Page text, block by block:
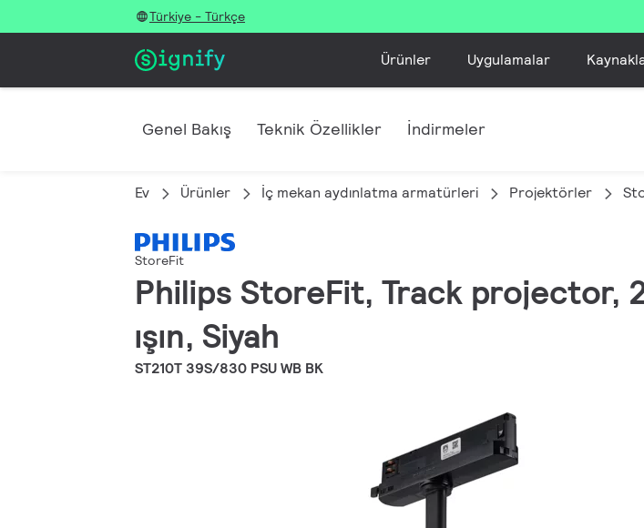
Türkiye - Türkçe
Ürünler Uygulamalar
Genel Bakış Teknik Özellikler İndirmeler
Ev Ürünler İç mekan aydınlatma armatürleri Projektörler
StoreFit
Philips StoreFit, Track projector,
ışın, Siyah
ST210T 39S/830 PSU WB BK